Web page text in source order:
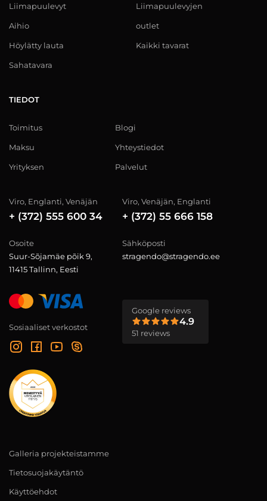
Liimapuulevyt
Aihio
Höylätty lauta
Sahatavara
Liimapuulevyjen
outlet
Kaikki tavarat
TIEDOT
Toimitus
Maksu
Yrityksen
Blogi
Yhteystiedot
Palvelut
Viro, Englanti, Venäjän
+ (372) 555 600 34
Viro, Venäjän, Englanti
+ (372) 55 666 158
Osoite
Suur-Sõjamäe põik 9,
11415 Tallinn, Eesti
Sähköposti
stragendo@stragendo.ee
Sosiaaliset verkostot
Google reviews
4.9
51 reviews
Galleria projekteistamme
Tietosuojakäytäntö
Käyttöehdot